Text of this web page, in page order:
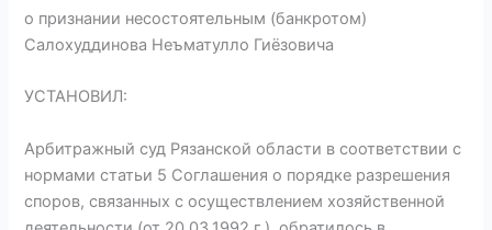
о признании несостоятельным (банкротом)
Салохуддинова Неъматулло Гиёзовича
УСТАНОВИЛ:
Арбитражный суд Рязанской области в соответствии с
нормами статьи 5 Соглашения о порядке разрешения
споров, связанных с осуществлением хозяйственной